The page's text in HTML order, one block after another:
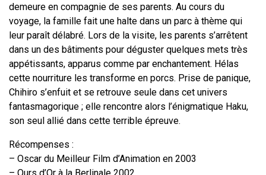
demeure en compagnie de ses parents. Au cours du
voyage, la famille fait une halte dans un parc à thème qui
leur paraît délabré. Lors de la visite, les parents s’arrêtent
dans un des bâtiments pour déguster quelques mets très
appétissants, apparus comme par enchantement. Hélas
cette nourriture les transforme en porcs. Prise de panique,
Chihiro s’enfuit et se retrouve seule dans cet univers
fantasmagorique ; elle rencontre alors l’énigmatique Haku,
son seul allié dans cette terrible épreuve.
Récompenses :
– Oscar du Meilleur Film d’Animation en 2003